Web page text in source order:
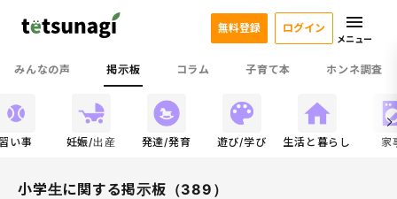
みんなの声 掲示板 コラム 子育て本 ホンネ調査
無料登録 ログイン
メニュー
い事 妊娠/出産 発達/発育 遊び/学び 生活と暮らし 家
小学生に関する掲示板（389）